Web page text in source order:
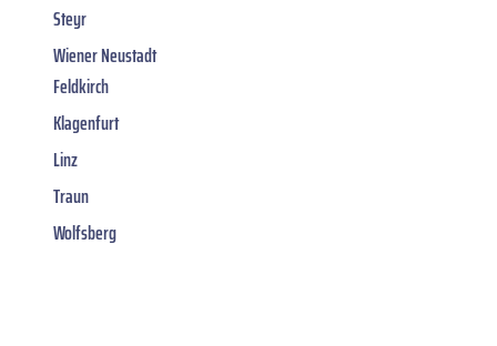
Steyr
Wiener Neustadt
Feldkirch
Klagenfurt
Linz
Traun
Wolfsberg